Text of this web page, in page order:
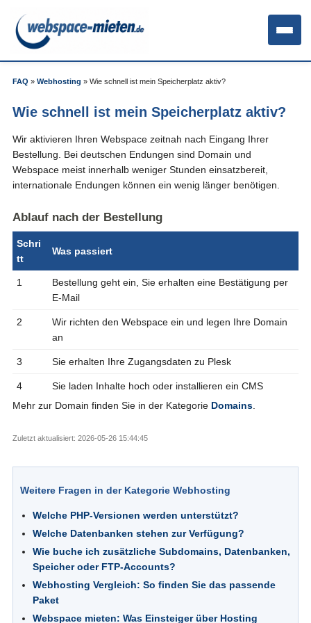
FAQ » Webhosting » Wie schnell ist mein Speicherplatz aktiv?
Wie schnell ist mein Speicherplatz aktiv?
Wir aktivieren Ihren Webspace zeitnah nach Eingang Ihrer
Bestellung. Bei deutschen Endungen sind Domain und
Webspace meist innerhalb weniger Stunden einsatzbereit,
internationale Endungen können ein wenig länger benötigen.
Ablauf nach der Bestellung
Schri
tt
Was passiert
1
Bestellung geht ein, Sie erhalten eine Bestätigung per
E-Mail
2
Wir richten den Webspace ein und legen Ihre Domain
an
3 Sie erhalten Ihre Zugangsdaten zu Plesk
4
Sie laden Inhalte hoch oder installieren ein CMS
Mehr zur Domain finden Sie in der Kategorie Domains
Zuletzt aktualisiert: 2026-05-26 15:44:45
Weitere Fragen in der Kategorie Webhosting
Welche PHP-Versionen werden unterstützt?
Welche Datenbanken stehen zur Verfügung?
Wie buche ich zusätzliche Subdomains, Datenbanken,
Speicher oder FTP-Accounts?
Webhosting Vergleich: So finden Sie das passende
Paket
Webspace mieten: Was Einsteiger über Hosting